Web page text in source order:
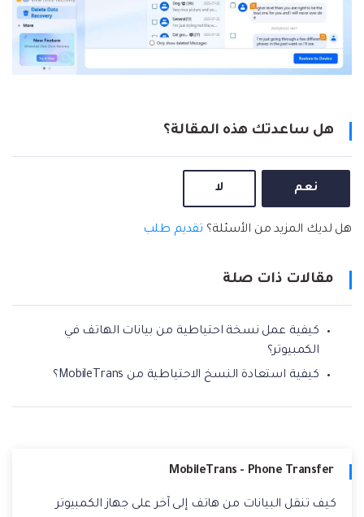
هل ساعدتك هذه المقالة؟
نعم لا
هل لديك المزيد من الأسئلة؟ تقديم طلب
مقالات ذات صلة
كيفية عمل نسخة احتياطية من بيانات الهاتف في
الكمبيوتر؟
كيفية استعادة النسخ الاحتياطية من MobileTrans؟
MobileTrans - Phone Transfer
كيف تنقل البيانات من هاتف إلى آخر على جهاز الكمبيوتر